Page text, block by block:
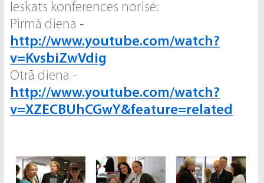
Ieskats konferences norisē:
Pirmā diena -
http://www.youtube.com/watch?
v=KvsbiZwVdig
Otrā diena -
http://www.youtube.com/watch?
v=XZECBUhCGwY&feature=related